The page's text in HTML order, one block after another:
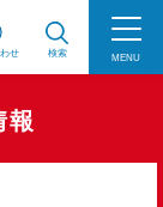
報
せ 検索 MENU